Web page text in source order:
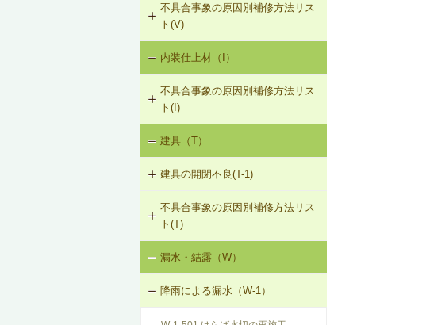
や物の落下音等の床衝撃音）（SO-
2）
界壁に係る遮音不良（界壁からの透
過音）（SO-3）
外壁開口部に係る遮音不良（外部開
口部からの透過音）（SO-4）
V-3-001 換気扇・ダクト等の交換工
事
V-3-002 水栓の取付け直し
V-3-003 器具用通気弁の取付け
への交換
V-3-005 駐輪機からの音・振動の伝
不具合事象の原因別補修方法リス
ト(V)
床振動（V-1）
水平振動（V-2）
設備からの騒音、振動（V-3）
内装仕上材（I）
不具合事象の原因別補修方法リス
ト(I)
内装仕上材の汚損（I-1）
内装仕上材のひび割れ、はがれ等
（I-2）
建具（T）
建具の開閉不良(T-1)
T-1-001 丁番の取付け調整
T-1-002 丁番の取替え
T-1-003 ラッチボルト受金物の調整
不具合事象の原因別補修方法リス
ト(T)
建具の開閉不良（T-1）
漏水・結露（W）
降雨による漏水（W-1）